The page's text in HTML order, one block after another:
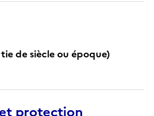
de siècle ou époque)
protection